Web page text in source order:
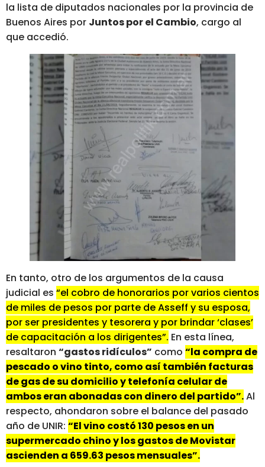
la lista de diputados nacionales por la provincia de
Buenos Aires por Juntos por el Cambio, cargo al
que accedió.
En tanto, otro de los argumentos de la causa
judicial es “el cobro de honorarios por varios cientos
de miles de pesos por parte de Asseff y su esposa,
por ser presidentes y tesorera y por brindar ‘clases’
de capacitación a los dirigentes”. En esta línea,
resaltaron “gastos ridículos” como “la compra de
pescado o vino tinto, como así también facturas
de gas de su domicilio y telefonía celular de
ambos eran abonadas con dinero del partido”.Al
respecto, ahondaron sobre el balance del pasado
año de UNIR: “El vino costó 130 pesos en un
supermercado chino y los gastos de Movistar
ascienden a 659.63 pesos mensuales”.